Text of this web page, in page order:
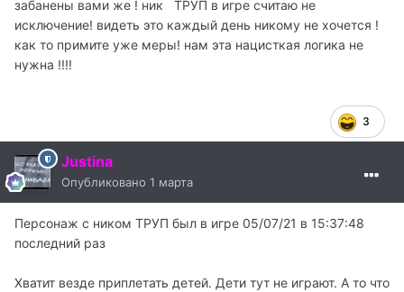
забанены вами же ! ник ТРУП в игре считаю не
исключение! видеть это каждый день никому не хочется !
как то примите уже меры! нам эта нацисткая логика не
нужна !!!!
3
Justina
Опубликовано 1 марта
Персонаж с ником ТРУП был в игре 05/07/21 в 15:37:48
последний раз
Хватит везде приплетать детей. Дети тут не играют. А то что